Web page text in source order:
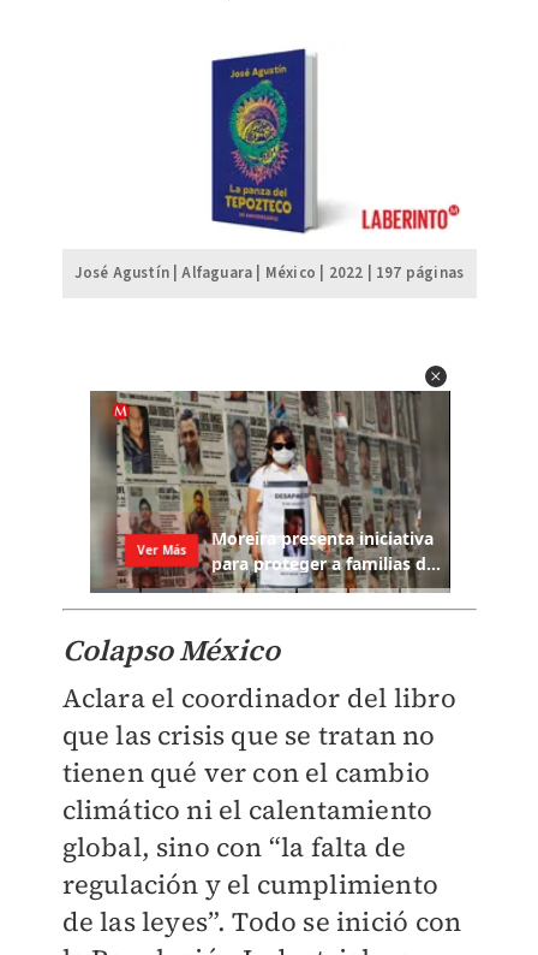
José Agustín | Alfaguara | México | 2022 | 197 páginas
Colapso México
Aclara el coordinador del libro
que las crisis que se tratan no
tienen qué ver con el cambio
climático ni el calentamiento
global, sino con “la falta de
regulación y el cumplimiento
de las leyes”. Todo se inició con